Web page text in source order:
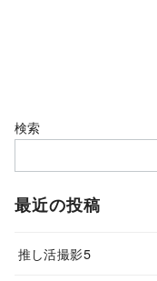
検索
最近の投稿
推し活撮影5